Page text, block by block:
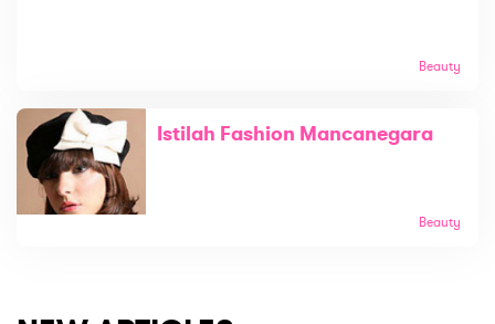
Beauty
Istilah Fashion Mancanegara
Beauty